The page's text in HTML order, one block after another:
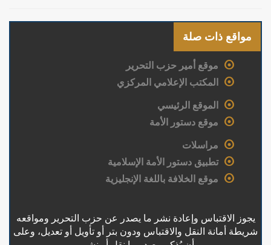
مواقع ذات صلة
موقع أمير حزب التحرير
المكتب الإعلامي المركزي
الموقع الرئيسي
موقع دستور الأمة
مراسلات
تطبيق دستور الأمة الإسلامية
موقع الخلافة باللغة الإنجليزية
يجوز الاقتباس وإعادة نشر ما يصدر عن حزب التحرير ومواقعه
شريطة أمانة النقل والاقتباس ودون بتر أو تأويل أو تعديل، وعلى